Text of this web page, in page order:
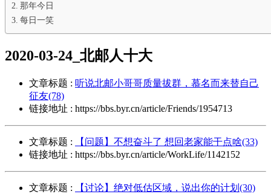
那年今日
每日一笑
2020-03-24_北邮人十大
文章标题 : 听说北邮小哥哥质量拔群，慕名而来替自己
征友(78)
链接地址 : https://bbs.byr.cn/article/Friends/1954713
文章标题 :
【问题】不想奋斗了 想回老家能干点啥(33)
链接地址 : https://bbs.byr.cn/article/WorkLife/1142152
文章标题 :
【讨论】绝对低估区域，说出你的计划(30)